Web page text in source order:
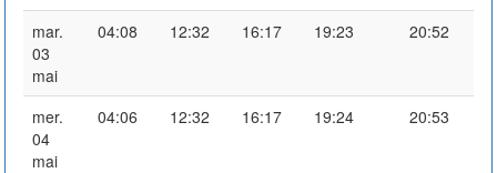
mar.
03
mai
04:08 12:32 16:17 19:23 20:52
mer.
04
mai
04:06 12:32 16:17 19:24 20:53